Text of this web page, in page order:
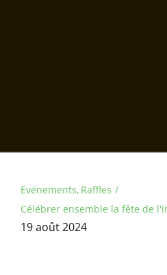
Evénements Raffles
Célébrer ensemble la fête de
19 août 2024